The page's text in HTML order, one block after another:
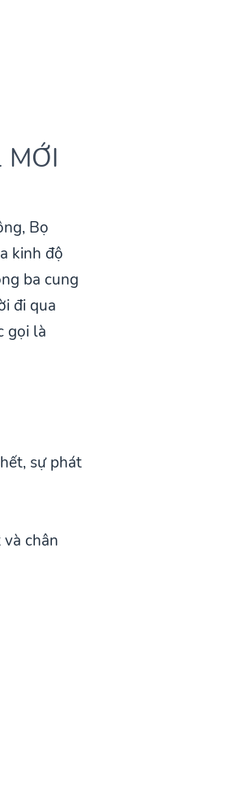
MỚI
Bọ
kinh độ
ba cung
đi qua
gọi là
sự phát
chân